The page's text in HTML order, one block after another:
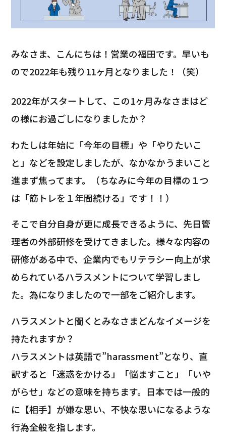
みなさま、こんにちは！営業の福田です。早いも
ので2022年も残り11ヶ月となりました！（笑）
2022年がスタートして、この1ヶ月みなさまはど
の様にお過ごしになりましたか？
わたしは年始に「今年の目標」や「やりたいこ
と」などを設定しましたが、なかなかうまいこと
進まず焦ってます。（ちなみに今年の目標の１つ
は「筋トレを１年間続ける」です！！）
そこで自分自身が更に成長できるように、先日管
理者の外部研修を受けてきました。様々な内容の
研修がある中で、企業内でもリテラシー向上が求
められているハラスメントについて学習しまし
た。為になりましたので一部をご紹介します。
ハラスメントと聞くとみなさまどんなイメージを
持たれますか？
ハラスメントは英語で”harassment”となり、直
訳すると「迷惑をかける」「悩ますこと」「いや
がらせ」などの意味を持ちます。日本では一般的
に【相手】が嫌な思い、不快な思いになるような
行為全般を指します。